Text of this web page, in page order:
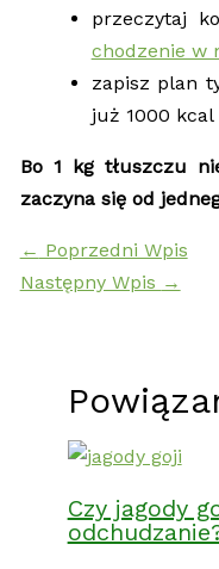
przeczytaj
chodzenie w
zapisz plan
już 1000
Bo 1 kg tłuszczu
zaczyna się od
← Poprzedni Wpis
Następny Wpis →
Czy jagody